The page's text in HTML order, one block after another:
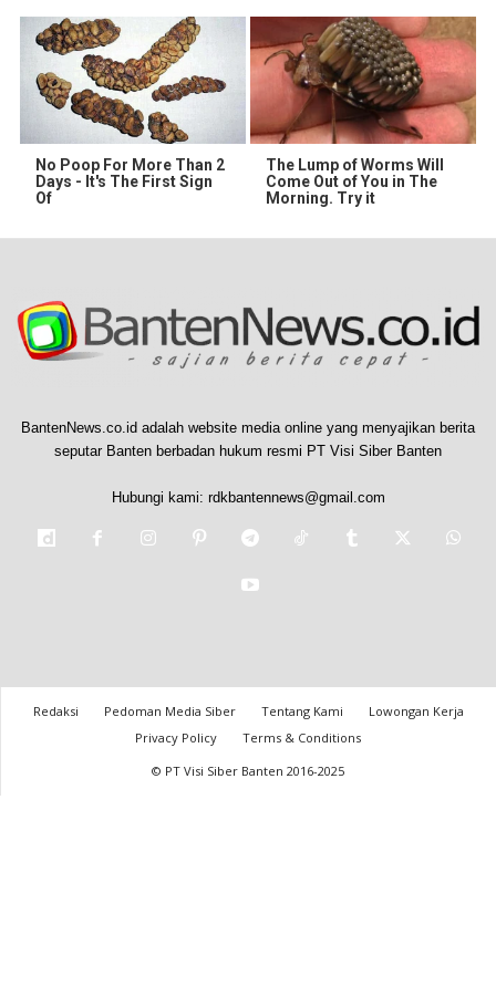
No Poop For More Than 2
Days - It's The First Sign
Of
The Lump of Worms Will
Come Out of You in The
Morning. Try it
BantenNews.co.id adalah website media online yang menyajikan berita
seputar Banten berbadan hukum resmi PT Visi Siber Banten
Hubungi kami: rdkbantennews@gmail.com
Redaksi Pedoman Media Siber Tentang Kami
Lowongan Kerja
Privacy Policy
Terms & Conditions
© PT Visi Siber Banten 2016-2025